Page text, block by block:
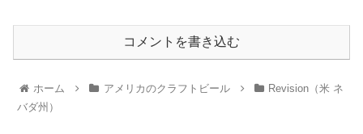
コメントを書き込む
ホーム アメリカのクラフトビール
Revision（米 ネ
バダ州）